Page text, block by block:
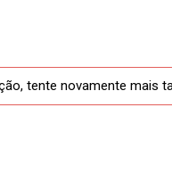
tente novamente mais